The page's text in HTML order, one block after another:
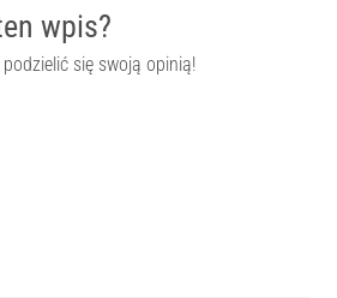
wpis?
się swoją opinią!